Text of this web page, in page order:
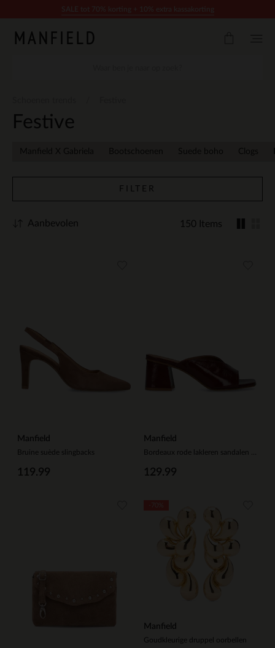
Festive
Manfield X Gabriela Bootschoenen Suede boho Clogs
FILTER
150 Items
Aanbevolen
Manfield
Bruine suède slingbacks
119.99
Manfield
129.99
Manfield
Goudkleurige druppel oorbellen